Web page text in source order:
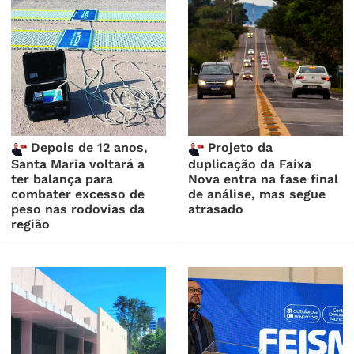
Depois de 12 anos,
Santa Maria voltará a
ter balança para
combater excesso de
peso nas rodovias da
região
Projeto da
duplicação da Faixa
Nova entra na fase final
de análise, mas segue
atrasado